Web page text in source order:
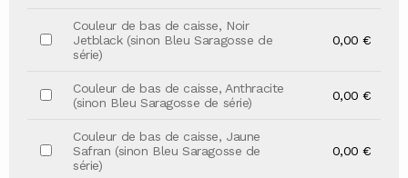
Couleur de bas de caisse, Noir
Jetblack (sinon Bleu Saragosse de
série)
0,00 €
Couleur de bas de caisse, Anthracite
(sinon Bleu Saragosse de série)
0,00 €
Couleur de bas de caisse, Jaune
Safran (sinon Bleu Saragosse de
série)
0,00 €